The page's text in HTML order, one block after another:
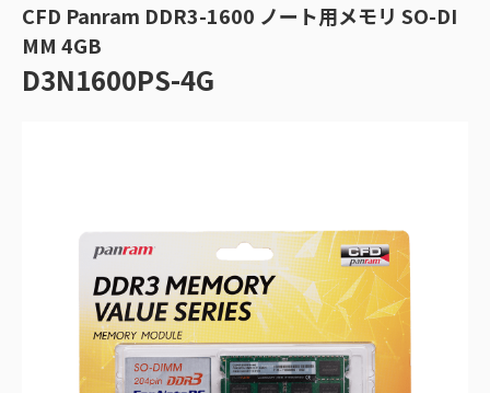
CFD Panram DDR3-1600 ノート用メモリ SO-DI
MM 4GB
D3N1600PS-4G